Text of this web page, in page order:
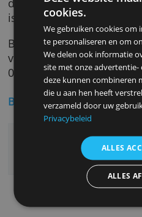
De zakelijke
online. Evi bezorgt je
per mail. Op de
over rendementen.
Wat kost het?
De kosten van Evi
gekozen fonds. Ze
defensief) tot 1,12%
is inclusief 0,26%
Bij Evi Beheer
Deze website
cookies.
We gebruiken
te personaliseren en